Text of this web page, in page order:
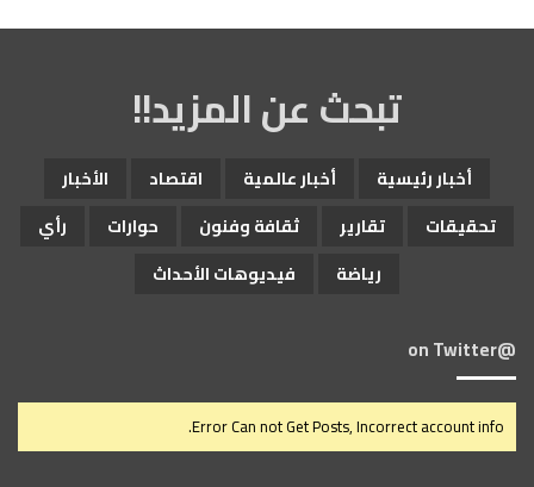
تبحث عن المزيد!!
أخبار رئيسية أخبار عالمية اقتصاد
الأخبار
تحقيقات
تقارير ثقافة وفنون حوارات
رأي
رياضة
فيديوهات الأحداث
@on Twitter
Error Can not Get Posts, Incorrect account info.